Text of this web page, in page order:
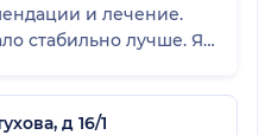
и лечение.
стабильно лучше. Я
д 16/1